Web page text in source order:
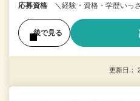
応募資格 ＼経験・資格・学歴いっ
後で見る
更新日：